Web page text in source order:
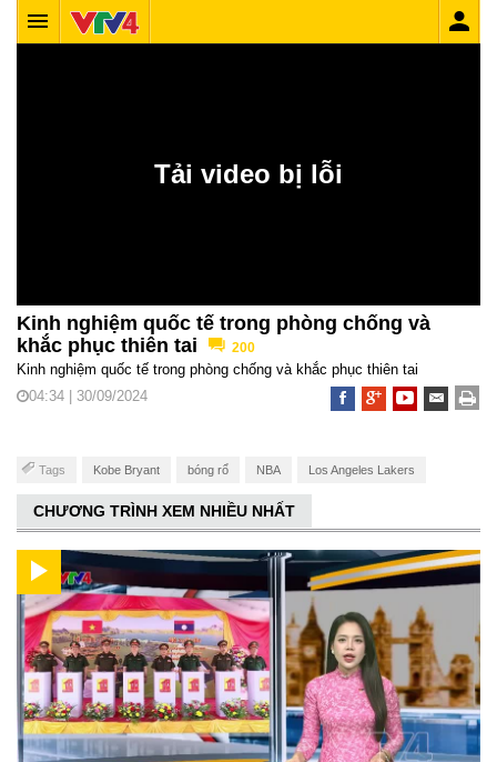
Kinh nghiệm quốc tế trong phòng chống và
khắc phục thiên tai
200
Kinh nghiệm quốc tế trong phòng chống và khắc phục thiên tai
04:34 | 30/09/2024
Tags Kobe Bryant bóng rổ NBA Los Angeles Lakers
CHƯƠNG TRÌNH XEM NHIỀU NHẤT